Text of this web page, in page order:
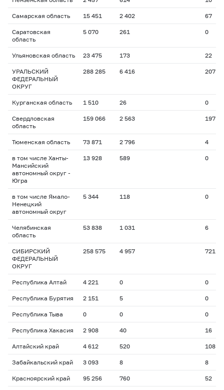
Самарская область 15 451 2 402 67
Саратовская
область
5 070 261 0
Ульяновская область 23 475 173 22
УРАЛЬСКИЙ
ФЕДЕРАЛЬНЫЙ
ОКРУГ
288 285 6 416 207
Курганская область 1 510 26 0
Свердловская
область
159 066 2 563 197
Тюменская область 73 871 2 796 4
в том числе Ханты-
Мансийский
автономный округ -
Югра
13 928 589 0
в том числе Ямало-
Ненецкий
автономный округ
5 344 118 0
Челябинская
область
53 838 1 031 6
СИБИРСКИЙ
ФЕДЕРАЛЬНЫЙ
ОКРУГ
258 575 4 957 721
Республика Алтай 4 221 0 0
Республика Бурятия 2 151 5 0
Республика Тыва 0 0 0
Республика Хакасия 2 908 40 16
Алтайский край 4 612 520 108
Забайкальский край 3 093 8 8
Красноярский край 95 256 760 52